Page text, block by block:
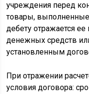
учреждения перед
товары,
дебету отражается
денежных средств
установленным
При отражении
условия договора: